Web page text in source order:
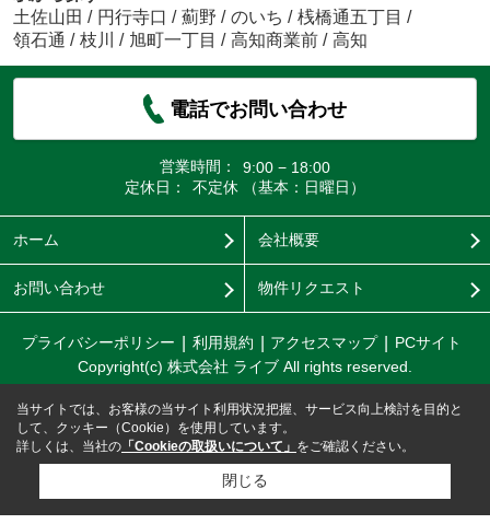
土佐山田 / 円行寺口 / 薊野 / のいち / 桟橋通五丁目 /
領石通 / 枝川 / 旭町一丁目 / 高知商業前 / 高知
電話でお問い合わせ
営業時間：
9:00 − 18:00
定休日：
不定休 （基本：日曜日）
ホーム 会社概要
お問い合わせ 物件リクエスト
プライバシーポリシー 利用規約 アクセスマップ
PCサイト
Copyright(c) 株式会社 ライブ All rights reserved.
当サイトでは、お客様の当サイト利用状況把握、サービス向上検討を目的と
して、クッキー（Cookie）を使用しています。
詳しくは、当社の 「Cookieの取扱いについて」 をご確認ください。
閉じる